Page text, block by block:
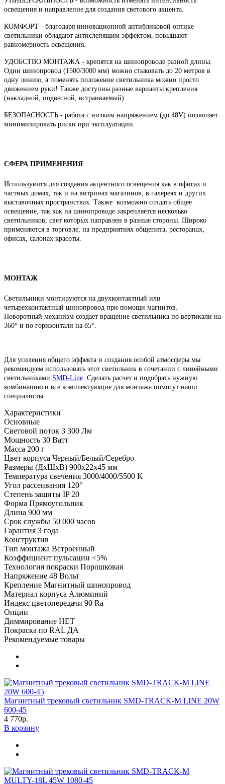
освещения и направление для создания светового акцента.
КОМФОРТ - благодаря инновационной антибликовой оптике
светильники обладают антислепящим эффектом, повышают
равномерность освещения.
УДОБСТВО МОНТАЖА - крепятся на шинопроводе разной длины.
Один шинопровод (1500/3000 мм) можно стыковать до 20 метров в
одну линию, а поменять положение светильника можно просто
движением руки! Также доступны разные варианты крепления
(накладной, подвесной, встраиваемый).
БЕЗОПАСНОСТЬ - работа с низким напряжением (до 48V) позволяет
минимизировать риски при эксплуатации.
СФЕРА ПРИМЕНЕНИЯ
Используются для создания акцентного освещения как в офисах и
частных домах, так и на витринах магазинов, в галереях и других
выставочных пространствах. Также возможно создать общее
освещение, так как на шинопроводе закрепляется несколько
светильников, свет которых направлен в разные стороны. Широко
применяются в торговле, на предприятиях общепита, ресторанах,
офисах, салонах красоты.
МОНТАЖ
Светильники монтируются на двухконтактный или
четырехконтактный шинопровод при помощи магнитов.
Поворотный механизм создает вращение светильника по вертикали на
360° и по горизонтали на 85°.
Для усиления общего эффекта и создания особой атмосферы мы
рекомендуем использовать этот светильник в сочетании с линейными
светильниками SMD-Line Сделать расчет и подобрать нужную
комбинацию и все комплектующие для монтажа помогут наши
специалисты.
Характеристики
Основные
Световой поток 3 300 Лм
Мощность 30 Ватт
Масса 200 г
Цвет корпуса Черный/Белый/Серебро
Размеры (ДхШхВ) 900х22х45 мм
Температура свечения 3000/4000/5500 K
Угол рассеивания 120°
Степень защиты IP 20
Форма Прямоугольник
Длина 900 мм
Срок службы 50 000 часов
Гарантия 3 года
Конструктив
Тип монтажа Встроенный
Коэффициент пульсации <5%
Технология покраски Порошковая
Напряжение 48 Вольт
Крепление Магнитный шинопровод
Материал корпуса Алюминий
Индекс цветопередачи 90 Ra
Опции
Диммирование НЕТ
Покраска по RAL ДА
Рекомендуемые товары
Магнитный трековый светильник SMD-TRACK-M LINE 20W
600-45
4 770р.
В корзину